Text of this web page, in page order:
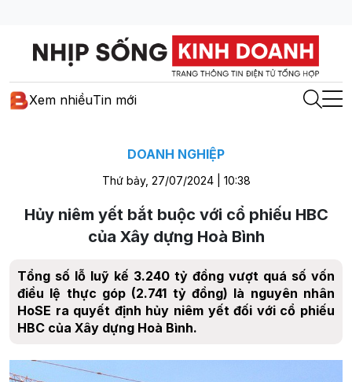
Xem nhiềuTin mới
DOANH NGHIỆP
Thứ bảy, 27/07/2024 | 10:38
Hủy niêm yết bắt buộc với cổ phiếu HBC
của Xây dựng Hoà Bình
Tổng số lỗ luỹ kế 3.240 tỷ đồng vượt quá số vốn
điều lệ thực góp (2.741 tỷ đồng) là nguyên nhân
HoSE ra quyết định hủy niêm yết đối với cổ phiếu
HBC của Xây dựng Hoà Bình.